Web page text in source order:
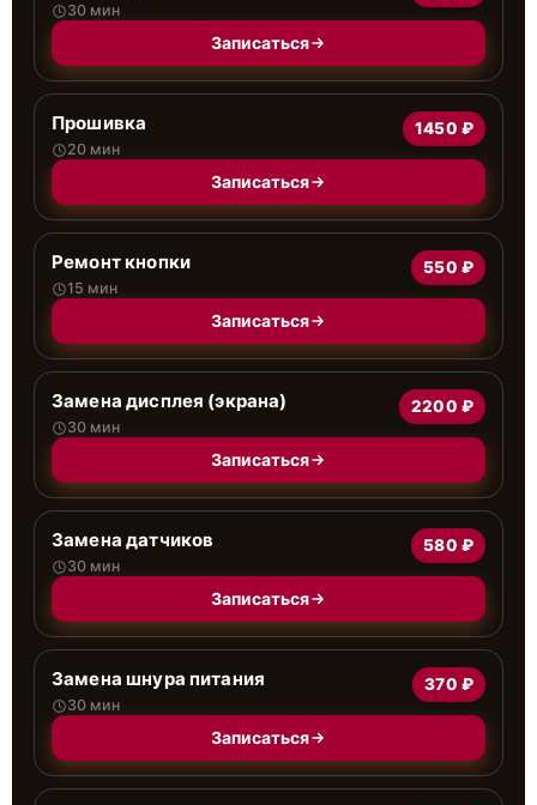
30 мин
Записаться
Прошивка
20 мин
1450 ₽
Записаться
Ремонт кнопки
15 мин
550 ₽
Записаться
Замена дисплея (экрана)
30 мин
2200 ₽
Записаться
Замена датчиков
30 мин
580 ₽
Записаться
Замена шнура питания
30 мин
370 ₽
Записаться